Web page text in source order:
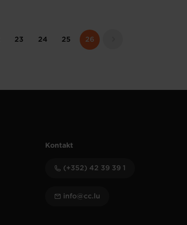
23 24 25 26
Kontakt
(+352) 42 39 39 1
info@cc.lu